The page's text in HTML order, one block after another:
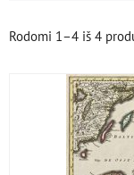
Rodomi 1–4 iš 4